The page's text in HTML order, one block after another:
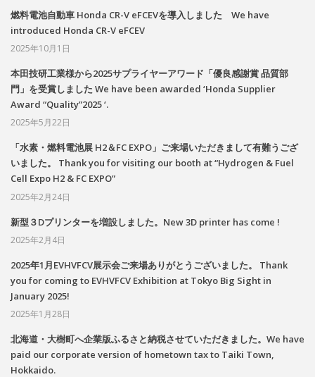
燃料電池自動車 Honda CR-V eFCEVを導入しました We have
introduced Honda CR-V eFCEV
2025年10月1日
本田技研工業様から2025サプライヤーアワード「優良感謝賞 品質部
門」を受賞しました We have been awarded ‘Honda Supplier
Award “Quality”2025 ‘.
2025年5月22日
「水素・燃料電池展 H2＆FC EXPO」ご来場いただきまして有難うござ
いました。 Thank you for visiting our booth at “Hydrogen & Fuel
Cell Expo H2 & FC EXPO”
2025年2月24日
新型３Dプリンターを増設しました。New 3D printer has come !
2025年2月4日
2025年1月EVHVFCV展示会ご来場ありがとうございました。 Thank
you for coming to EVHVFCV Exhibition at Tokyo Big Sight in
January 2025!
2025年1月28日
北海道・大樹町へ企業版ふるさと納税させていただきました。We have
paid our corporate version of hometown tax to Taiki Town,
Hokkaido.